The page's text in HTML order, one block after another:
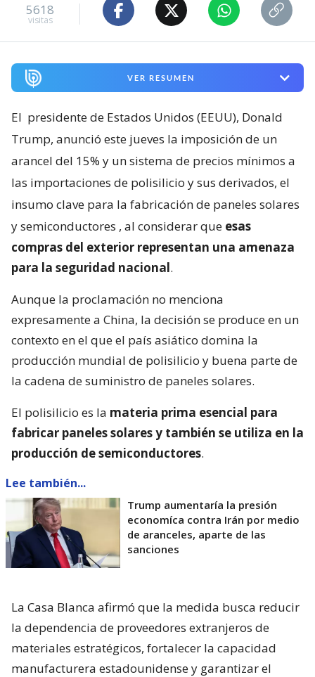
5618
visitas
VER RESUMEN
El presidente de Estados Unidos (EEUU), Donald
Trump, anunció este jueves la imposición de un
arancel del 15% y un sistema de precios mínimos a
las importaciones de polisilicio y sus derivados, el
insumo clave para la fabricación de paneles solares
y semiconductores , al considerar que esas
compras del exterior representan una amenaza
para la seguridad nacional.
Aunque la proclamación no menciona
expresamente a China, la decisión se produce en un
contexto en el que el país asiático domina la
producción mundial de polisilicio y buena parte de
la cadena de suministro de paneles solares.
El polisilicio es la materia prima esencial para
fabricar paneles solares y también se utiliza en la
producción de semiconductores.
Lee también...
Trump aumentaría la presión
economíca contra Irán por medio
de aranceles, aparte de las
sanciones
La Casa Blanca afirmó que la medida busca reducir
la dependencia de proveedores extranjeros de
materiales estratégicos, fortalecer la capacidad
manufacturera estadounidense y garantizar el